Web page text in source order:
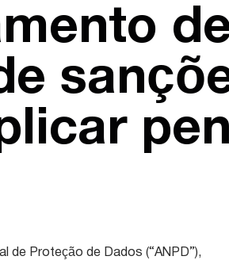
de Proteção de Dados (“ANPD”),